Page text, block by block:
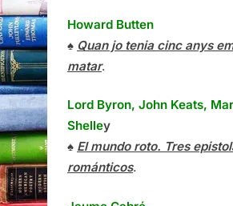
Howard Butten
♠ Quan jo tenia cinc anys
matar.
Lord Byron, John Keats,
Shelley
♠ El mundo roto. Tres
románticos.